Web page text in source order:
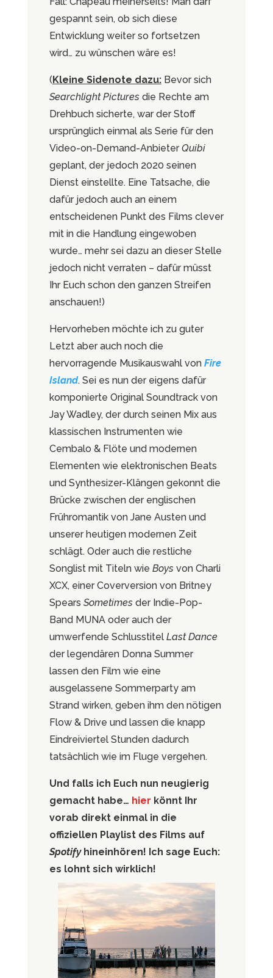
gespannt sein, ob sich diese
Entwicklung weiter so fortsetzen
wird… zu wünschen wäre es!
(Kleine Sidenote dazu:Bevor sich
Searchlight Picturesdie Rechte am
Drehbuch sicherte, war der Stoff
ursprünglich einmal als Serie für den
Video-on-Demand-AnbieterQuibi
geplant, der jedoch 2020 seinen
Dienst einstellte. Eine Tatsache, die
dafür jedoch auch an einem
entscheidenen Punkt des Films clever
mit in die Handlung eingewoben
wurde… mehr sei dazu an dieser Stelle
jedoch nicht verraten – dafür müsst
Ihr Euch schon den ganzen Streifen
anschauen!)
Hervorheben möchte ich zu guter
Letzt aber auch noch die
hervorragende Musikauswahl von Fire
Island. Sei es nun der eigens dafür
komponierte Original Soundtrack von
Jay Wadley, der durch seinen Mix aus
klassischen Instrumenten wie
Cembalo & Flöte und modernen
Elementen wie elektronischen Beats
und Synthesizer-Klängen gekonnt die
Brücke zwischen der englischen
Frühromantik von Jane Austen und
unserer heutigen modernen Zeit
schlägt. Oder auch die restliche
Songlist mit Titeln wie Boysvon Charli
XCX, einer Coverversion von Britney
Spears Sometimesder Indie-Pop-
Band MUNA oder auch der
umwerfende Schlusstitel Last Dance
der legendären Donna Summer
lassen den Film wie eine
ausgelassene Sommerparty am
Strand wirken, geben ihm den nötigen
Flow & Drive und lassen die knapp
Eindreiviertel Stunden dadurch
tatsächlich wie im Fluge vergehen.
Und falls ich Euch nun neugierig
gemacht habe… hier könnt Ihr
vorab direkt einmal in die
offiziellen Playlist des Films auf
Spotifyhineinhören! Ich sage Euch:
es lohnt sich wirklich!